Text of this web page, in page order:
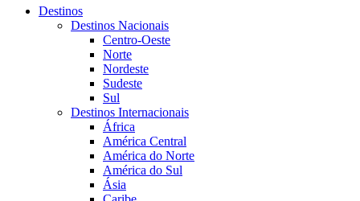
Destinos
Destinos Nacionais
Centro-Oeste
Norte
Nordeste
Sudeste
Sul
Destinos Internacionais
África
América Central
América do Norte
América do Sul
Ásia